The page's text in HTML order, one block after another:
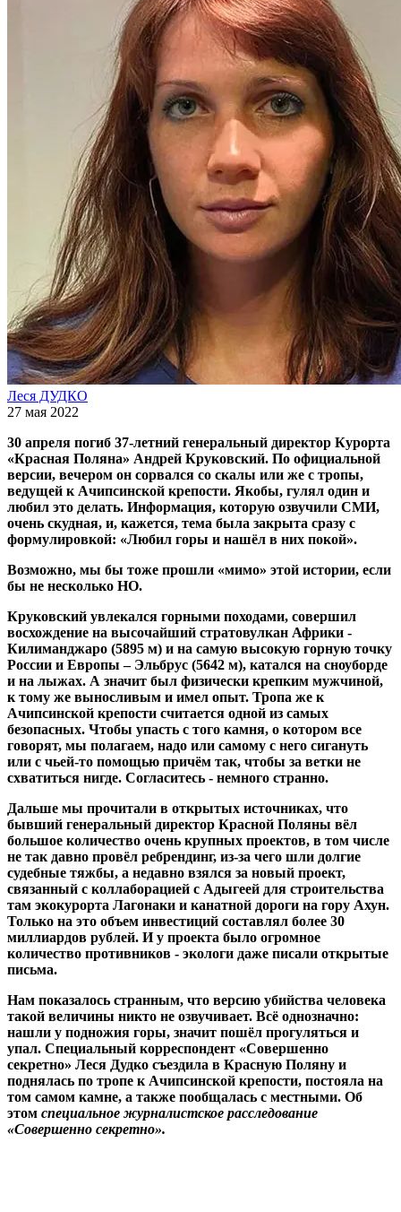
Леся ДУДКО
27 мая 2022
30 апреля погиб 37-летний генеральный директор Курорта
«Красная Поляна» Андрей Круковский. По официальной
версии, вечером он сорвался со скалы или же с тропы,
ведущей к Ачипсинской крепости. Якобы, гулял один и
любил это делать. Информация, которую озвучили СМИ,
очень скудная, и, кажется, тема была закрыта сразу с
формулировкой: «Любил горы и нашёл в них покой».
Возможно, мы бы тоже прошли «мимо» этой истории, если
бы не несколько НО.
Круковский увлекался горными походами, совершил
восхождение на высочайший стратовулкан Африки -
Килиманджаро (5895 м) и на самую высокую горную точку
России и Европы – Эльбрус (5642 м), катался на сноуборде
и на лыжах. А значит был физически крепким мужчиной,
к тому же выносливым и имел опыт. Тропа же к
Ачипсинской крепости считается одной из самых
безопасных. Чтобы упасть с того камня, о котором все
говорят, мы полагаем, надо или самому с него сигануть
или с чьей-то помощью причём так, чтобы за ветки не
схватиться нигде. Согласитесь - немного странно.
Дальше мы прочитали в открытых источниках, что
бывший генеральный директор Красной Поляны вёл
большое количество очень крупных проектов, в том числе
не так давно провёл ребрендинг, из-за чего шли долгие
судебные тяжбы, а недавно взялся за новый проект,
связанный с коллаборацией с Адыгеей для строительства
там экокурорта Лагонаки и канатной дороги на гору Ахун.
Только на это объем инвестиций составлял более 30
миллиардов рублей. И у проекта было огромное
количество противников - экологи даже писали открытые
письма.
Нам показалось странным, что версию убийства человека
такой величины никто не озвучивает. Всё однозначно:
нашли у подножия горы, значит пошёл прогуляться и
упал. Специальный корреспондент «Совершенно
секретно» Леся Дудко съездила в Красную Поляну и
поднялась по тропе к Ачипсинской крепости, постояла на
том самом камне, а также пообщалась с местными. Об
этом специальное журналистское расследование
«Совершенно секретно».